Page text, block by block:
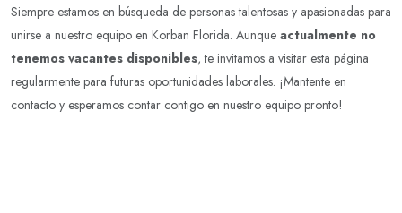
Siempre estamos en búsqueda de personas talentosas y apasionadas para
unirse a nuestro equipo en Korban Florida. Aunque actualmente no
tenemos vacantes disponibles, te invitamos a visitar esta página
regularmente para futuras oportunidades laborales. ¡Mantente en
contacto y esperamos contar contigo en nuestro equipo pronto!